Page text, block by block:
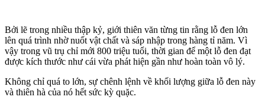
Bởi lẽ trong nhiều thập kỷ, giới thiên văn từng tin rằng lỗ đen lớn
lên quá trình nhờ nuốt vật chất và sáp nhập trong hàng tỉ năm. Vì
vậy trong vũ trụ chỉ mới 800 triệu tuổi, thời gian để một lỗ đen đạt
được kích thước như cái vừa phát hiện gần như hoàn toàn vô lý.
Không chỉ quá to lớn, sự chênh lệnh về khối lượng giữa lỗ đen này
và thiên hà của nó hết sức kỳ quặc.